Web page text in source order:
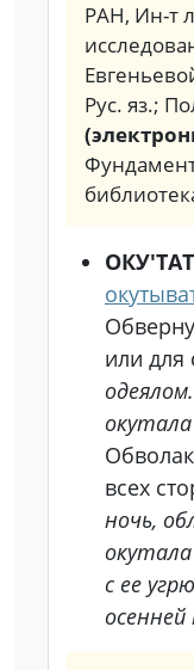
РАН, Ин-т
Рус. яз.;
или для
всех
ночь,
с ее
осенней